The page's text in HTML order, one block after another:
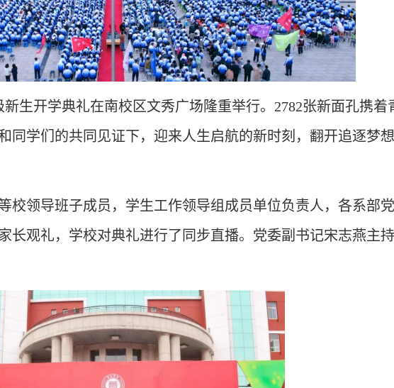
新生开学典礼在南校区文秀广场隆重举行。2782张新面孔携着
同学们的共同见证下，迎来人生启航的新时刻，翻开追逐梦
校领导班子成员，学生工作领导组成员单位负责人，各系部
长观礼，学校对典礼进行了同步直播。党委副书记宋志燕主